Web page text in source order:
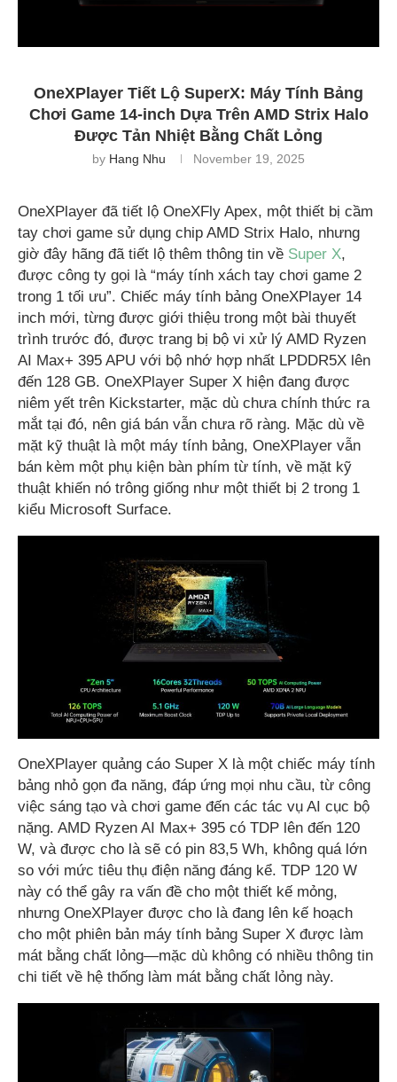
OneXPlayer Tiết Lộ SuperX: Máy Tính Bảng
Chơi Game 14-inch Dựa Trên AMD Strix Halo
Được Tản Nhiệt Bằng Chất Lỏng
by Hang Nhu November 19, 2025
OneXPlayer đã tiết lộ OneXFly Apex, một thiết bị cầm
tay chơi game sử dụng chip AMD Strix Halo, nhưng
giờ đây hãng đã tiết lộ thêm thông tin về Super X,
được công ty gọi là “máy tính xách tay chơi game 2
trong 1 tối ưu”. Chiếc máy tính bảng OneXPlayer 14
inch mới, từng được giới thiệu trong một bài thuyết
trình trước đó, được trang bị bộ vi xử lý AMD Ryzen
AI Max+ 395 APU với bộ nhớ hợp nhất LPDDR5X lên
đến 128 GB. OneXPlayer Super X hiện đang được
niêm yết trên Kickstarter, mặc dù chưa chính thức ra
mắt tại đó, nên giá bán vẫn chưa rõ ràng. Mặc dù về
mặt kỹ thuật là một máy tính bảng, OneXPlayer vẫn
bán kèm một phụ kiện bàn phím từ tính, về mặt kỹ
thuật khiến nó trông giống như một thiết bị 2 trong 1
kiểu Microsoft Surface.
OneXPlayer quảng cáo Super X là một chiếc máy tính
bảng nhỏ gọn đa năng, đáp ứng mọi nhu cầu, từ công
việc sáng tạo và chơi game đến các tác vụ AI cục bộ
nặng. AMD Ryzen AI Max+ 395 có TDP lên đến 120
W, và được cho là sẽ có pin 83,5 Wh, không quá lớn
so với mức tiêu thụ điện năng đáng kể. TDP 120 W
này có thể gây ra vấn đề cho một thiết kế mỏng,
nhưng OneXPlayer được cho là đang lên kế hoạch
cho một phiên bản máy tính bảng Super X được làm
mát bằng chất lỏng—mặc dù không có nhiều thông tin
chi tiết về hệ thống làm mát bằng chất lỏng này.